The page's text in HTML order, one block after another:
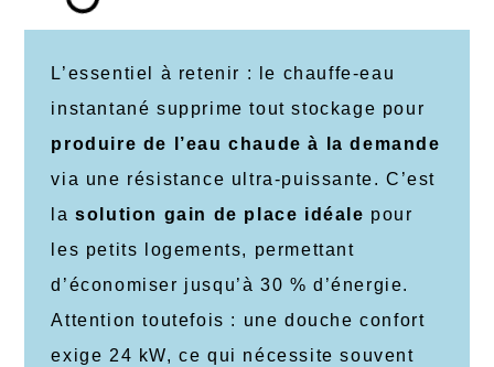
L’essentiel à retenir : le chauffe-eau
instantané supprime tout stockage pour
produire de l’eau chaude à la demande
via une résistance ultra-puissante. C’est
lasolution gain de place idéale pour
les petits logements, permettant
d’économiser jusqu’à 30 % d’énergie.
Attention toutefois : une douche confort
exige 24 kW, ce qui nécessite souvent